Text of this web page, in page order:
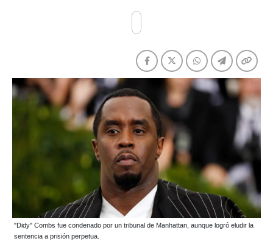
"Didy" Combs fue condenado por un tribunal de Manhattan, aunque logró eludir la
sentencia a prisión perpetua.